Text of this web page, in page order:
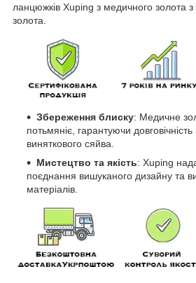
ланцюжків Xuping з медичного золота
золота.
Збереження блиску: Медичне
потьмяніє, гарантуючи
виняткового сяйва.
Мистецтво та якість: Xuping
поєднання вишуканого дизайну та
матеріалів.